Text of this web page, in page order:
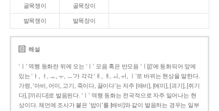
골목쟁이 골목장이
발목쟁이 발목장이
해설
‘ㅣ’ 역행 동화란 뒤에 오는 ‘ㅣ’ 모음 혹은 반모음 ‘ㅣ[j]’에 동화되어 앞에
있는 ‘ㅏ, ㅓ, ㅗ, ㅜ, ㅡ’가 각각 ‘ㅐ, ㅔ, ㅚ, ㅟ, ㅣ’로 바뀌는 현상을 말한다.
가령, ‘아비, 어미, 고기, 죽이다, 끓이다’는 자주 [애비], [에미], [괴기], [쥐기
다], [끼리다]로 발음된다. ‘ㅣ’ 역행 동화는 전국적으로 자주 일어나는 현
상이다. 체언에 조사가 붙은 ‘밥이’를 [배비]와 같이 발음하는 경우는 일부